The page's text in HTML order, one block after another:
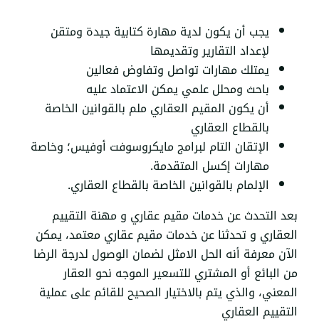
يجب أن يكون لدية مهارة كتابية جيدة ومتقن
لإعداد التقارير وتقديمها
يمتلك مهارات تواصل وتفاوض فعالين
باحث ومحلل علمي يمكن الاعتماد عليه
أن يكون المقيم العقاري ملم بالقوانين الخاصة
بالقطاع العقاري
الإتقان التام لبرامج مايكروسوفت أوفيس؛ وخاصة
مهارات إكسل المتقدمة.
الإلمام بالقوانين الخاصة بالقطاع العقاري.
بعد التحدث عن خدمات مقيم عقاري و مهنة التقييم
العقاري و تحدثنا عن خدماتمقيم عقاري معتمد، يمكن
الآن معرفة أنه الحل الامثل لضمان الوصول لدرجة الرضا
من البائع أو المشتري للتسعير الموجه نحو العقار
المعني، والذي يتم بالاختيار الصحيح للقائم على عملية
التقييم العقاري